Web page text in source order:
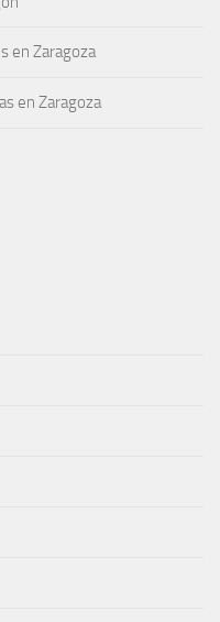
en Zaragoza
en Zaragoza